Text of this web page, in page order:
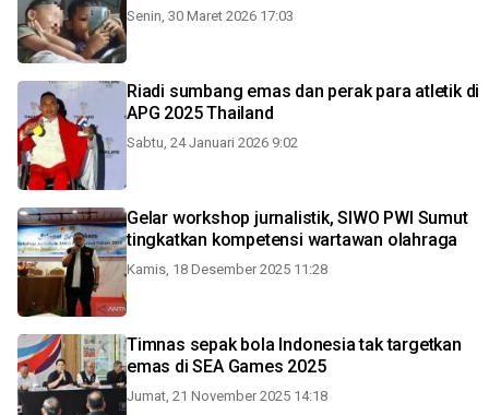
Senin, 30 Maret 2026 17:03
Riadi sumbang emas dan perak para atletik di
APG 2025 Thailand
Sabtu, 24 Januari 2026 9:02
Gelar workshop jurnalistik, SIWO PWI Sumut
tingkatkan kompetensi wartawan olahraga
Kamis, 18 Desember 2025 11:28
Timnas sepak bola Indonesia tak targetkan
emas di SEA Games 2025
Jumat, 21 November 2025 14:18